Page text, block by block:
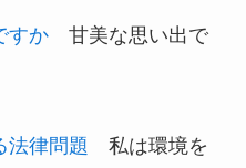
すか甘美な思い出で
法律問題 私は環境を